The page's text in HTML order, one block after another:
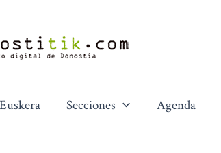
Euskera Secciones Agenda